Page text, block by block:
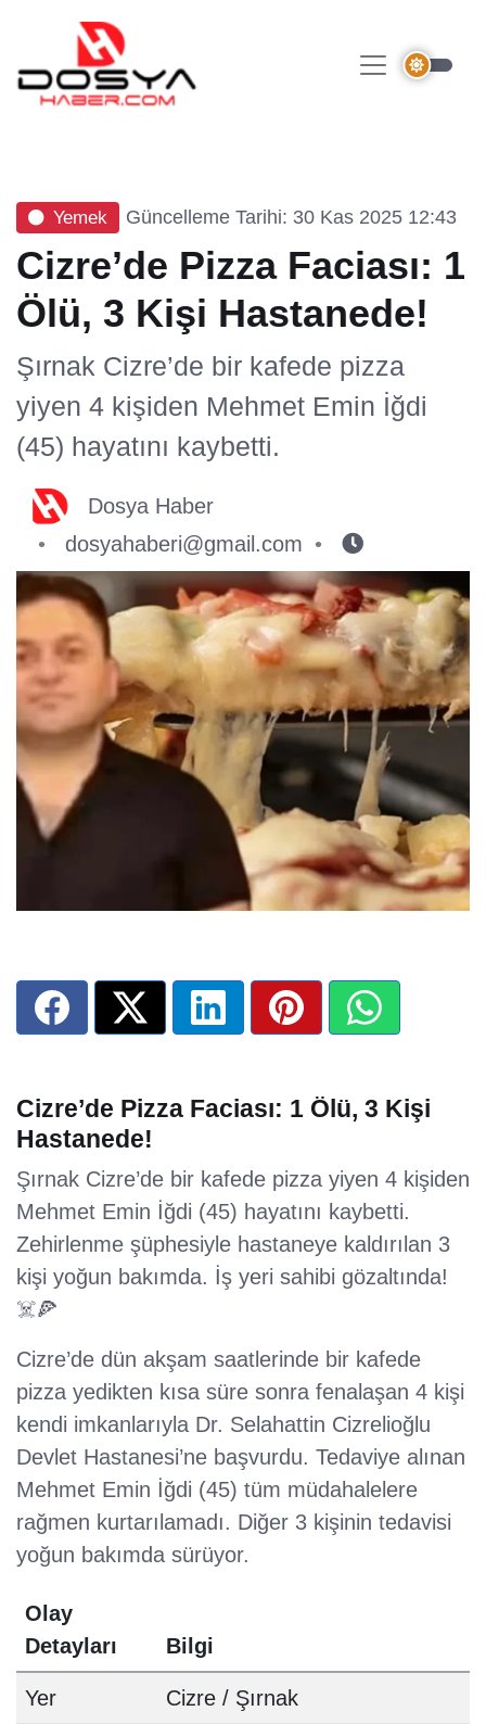
Yemek Güncelleme Tarihi: 30 Kas 2025 12:43
Cizre’de Pizza Faciası: 1
Ölü, 3 Kişi Hastanede!
Şırnak Cizre’de bir kafede pizza
yiyen 4 kişiden Mehmet Emin İğdi
(45) hayatını kaybetti.
Dosya Haber
dosyahaberi@gmail.com
Cizre’de Pizza Faciası: 1 Ölü, 3 Kişi
Hastanede!
Şırnak Cizre’de bir kafede pizza yiyen 4 kişiden
Mehmet Emin İğdi (45) hayatını kaybetti.
Zehirlenme şüphesiyle hastaneye kaldırılan 3
kişi yoğun bakımda. İş yeri sahibi gözaltında!
☠️🍕
Cizre’de dün akşam saatlerinde bir kafede
pizza yedikten kısa süre sonra fenalaşan 4 kişi
kendi imkanlarıyla Dr. Selahattin Cizrelioğlu
Devlet Hastanesi’ne başvurdu. Tedaviye alınan
Mehmet Emin İğdi (45) tüm müdahalelere
rağmen kurtarılamadı. Diğer 3 kişinin tedavisi
yoğun bakımda sürüyor.
Olay
Detayları
Bilgi
Yer Cizre / Şırnak